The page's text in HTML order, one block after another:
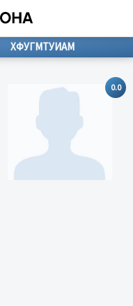
ХФУГМТУИАМ
0.0